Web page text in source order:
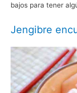
bajos para tener
Jengibre